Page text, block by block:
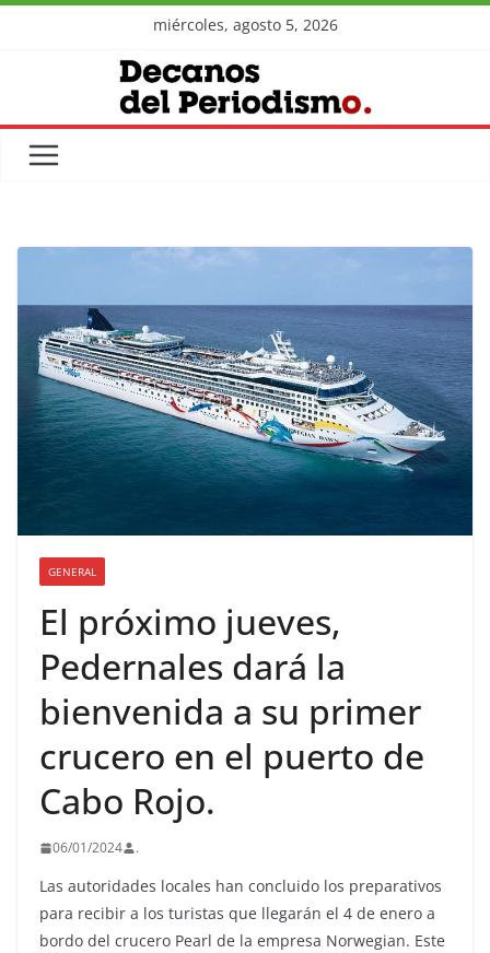
miércoles, agosto 5, 2026
GENERAL
El próximo jueves,
Pedernales dará la
bienvenida a su primer
crucero en el puerto de
Cabo Rojo.
06/01/2024 .
Las autoridades locales han concluido los preparativos
para recibir a los turistas que llegarán el 4 de enero a
bordo del crucero Pearl de la empresa Norwegian. Este